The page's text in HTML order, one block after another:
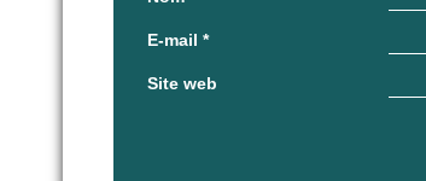
E-mail *
Site web